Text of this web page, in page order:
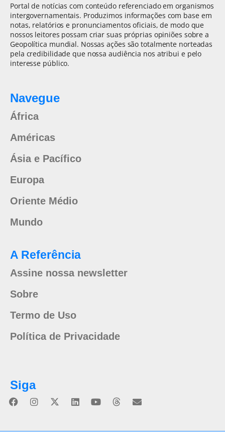
Portal de notícias com conteúdo referenciado em organismos
intergovernamentais. Produzimos informações com base em
notas, relatórios e pronunciamentos oficiais, de modo que
nossos leitores possam criar suas próprias opiniões sobre a
Geopolítica mundial. Nossas ações são totalmente norteadas
pela credibilidade que nossa audiência nos atribui e pelo
interesse público.
Navegue
África
Américas
Ásia e Pacífico
Europa
Oriente Médio
Mundo
A Referência
Assine nossa newsletter
Sobre
Termo de Uso
Política de Privacidade
Siga